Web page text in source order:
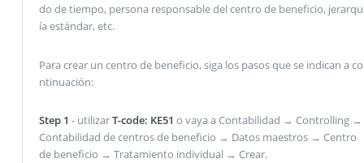
do de tiempo, persona responsable del centro de beneficio, jerarqu
ía estándar, etc.
Para crear un centro de beneficio, siga los pasos que se indican a co
ntinuación:
Step 1 - utilizarT-code: KE51 o vaya a Contabilidad → Controlling →
Contabilidad de centros de beneficio → Datos maestros → Centro
de beneficio → Tratamiento individual → Crear.